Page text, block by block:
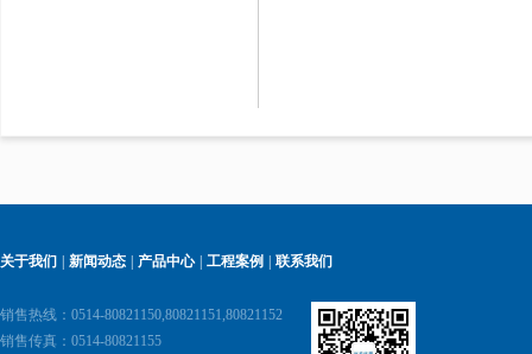
关于我们 新闻动态 产品中心 工程案例 联系我们
销售热线：0514-80821150,80821151,80821152
销售传真：0514-80821155